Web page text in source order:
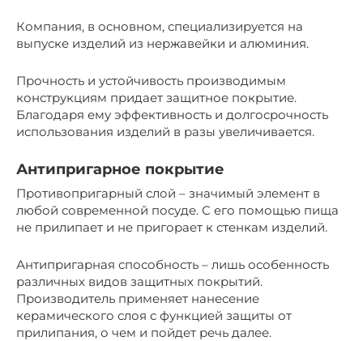
Компания, в основном, специализируется на
выпуске изделий из нержавейки и алюминия.
Прочность и устойчивость производимым
конструкциям придает защитное покрытие.
Благодаря ему эффективность и долгосрочность
использования изделий в разы увеличивается.
Антипригарное покрытие
Противопригарный слой – значимый элемент в
любой современной посуде. С его помощью пища
не прилипает и не пригорает к стенкам изделий.
Антипригарная способность – лишь особенность
различных видов защитных покрытий.
Производитель применяет нанесение
керамического слоя с функцией защиты от
прилипания, о чем и пойдет речь далее.